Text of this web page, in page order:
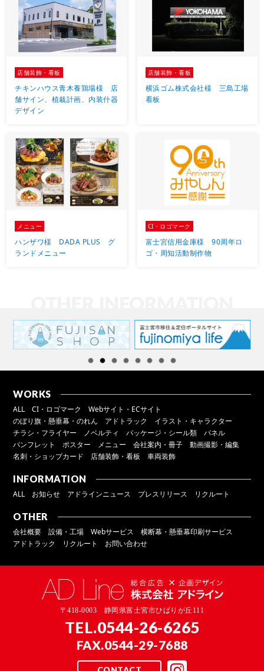
店舗装飾・看板
チキンハウス青木養鶏場様 店
舗サイン、植栽計画、内装什器
デザイン
店舗装飾・看板
横浜ゴム株式会社様 三島工場
看板
メニュー
ハンザワ様 DADA PLUS グ
ランドメニュー
CI・ロゴマーク
富士宮信用金庫様 90周年ロ
ゴ・周知活動制作物
WORKS
ALL CI・ロゴマーク
Webサイト・ECサイト
のぼり旗・懸垂幕・のれん
アドトラック
イラスト・キャラクター
チラシ・フライヤー
ノベルティ パッケージ・シール類
パネル
パンフレット
ポスター メニュー 会社案内・冊子
動画撮影・編集
名刺・ショップカード
店舗装飾・看板 車両装飾
INFORMATION
ALL お知らせ アドラインニュース プレスリリース リクルート
OTHER
会社概要 設備・工場 Webサービス
横断幕・懸垂幕印刷サービス
アドトラック
リクルート お問い合わせ
〒418-0003 静岡県富士宮市ひばりが丘111
TEL.0544-26-6265
FAX.0544-29-7688